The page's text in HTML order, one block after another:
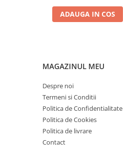
Piese culegator porumb
Piese grebla
Piese scarificator
Piese semanatoare
Remorci auto
Vidanja si irigatii
ADAUGA IN COS
MAGAZINUL MEU
Despre noi
Termeni si Conditii
Politica de Confidentialitate
Politica de Cookies
Politica de livrare
Contact